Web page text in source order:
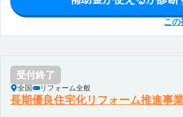
この
受付終了
全国 リフォーム全般
長期優良住宅化リフォーム推進事